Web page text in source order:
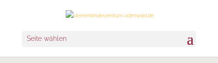
Seite wählen